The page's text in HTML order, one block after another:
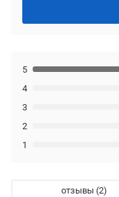
1
2
3
4
5
отзывы